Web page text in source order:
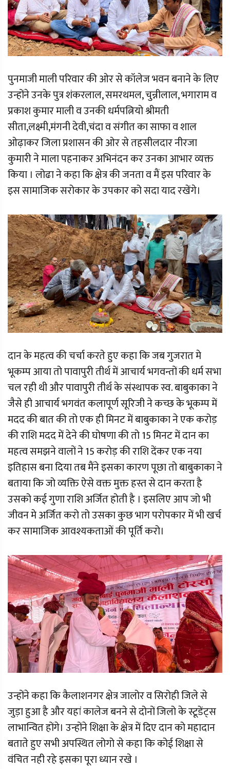
पुनमाजी माली परिवार की ओर से कॉलेज भवन बनाने के लिए
उन्होंने उनके पुत्र शंकरलाल, समरथमल, चुन्नीलाल, भगाराम व
प्रकाश कुमार माली व उनकी धर्मपत्नियो श्रीमती
सीता,लक्ष्मी,मंगनी देवी,चंदा व संगीत का साफा व शाल
ओढ़ाकर जिला प्रशासन की ओर से तहसीलदार नीरजा
कुमारी ने माला पहनाकर अभिनंदन कर उनका आभार व्यक्त
किया । लोढा ने कहा कि क्षेत्र की जनता व मैं इस परिवार के
इस सामाजिक सरोकार के उपकार को सदा याद रखेंगे।
दान के महत्व की चर्चा करते हुए कहा कि जब गुजरात मे
भूकम्प आया तो पावापुरी तीर्थ में आचार्य भगवन्तों की धर्म सभा
चल रही थी और पावापुरी तीर्थ के संस्थापक स्व. बाबुकाका ने
जैसे ही आचार्य भगवंत कलापूर्ण सूरिजी ने कच्छ के भूकम्प में
मदद की बात की तो एक ही मिनट में बाबुकाका ने एक करोड़
की राशि मदद में देने की घोषणा की तो 15 मिनट में दान का
महत्व समझने वालों ने 15 करोड़ की राशि देंकर एक नया
इतिहास बना दिया तब मैंने इसका कारण पूछा तो बाबुकाका ने
बताया कि जो व्यक्ति ऐसे वक्त मुक्त हस्त से दान करता है
उसको कई गुणा राशि अर्जित होती है । इसलिए आप जो भी
जीवन मे अर्जित करो तो उसका कुछ भाग परोपकार में भी खर्च
कर सामाजिक आवश्यकताओं की पूर्ति करो।
उन्होंने कहा कि कैलाशनगर क्षेत्र जालोर व सिरोही जिले से
जुड़ा हुआ है और यहां कालेज बनने से दोनों जिलो के स्टूडेंट्स
लाभान्वित होंगे। उन्होंने शिक्षा के क्षेत्र में दिए दान को महादान
बताते हुए सभी अपस्थित लोगो से कहा कि कोई शिक्षा से
वंचित नही रहे इसका पूरा ध्यान रखे ।